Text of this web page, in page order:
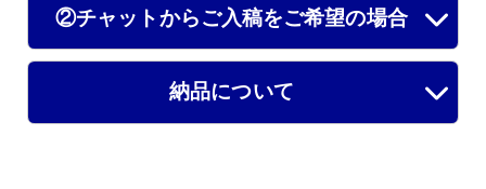
②チャットからご入稿をご希望の場合
納品について